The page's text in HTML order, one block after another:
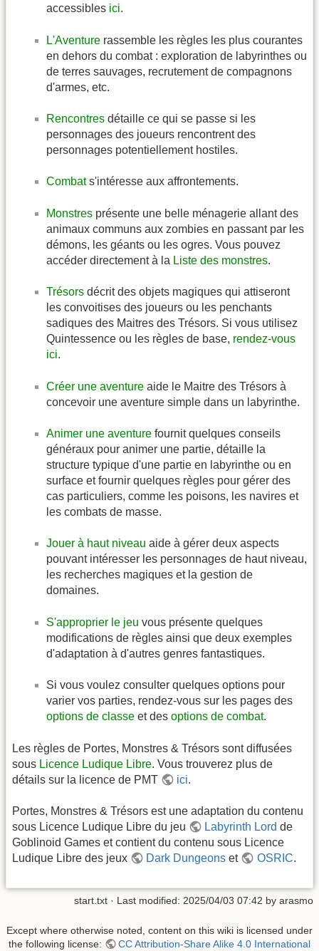
accessibles ici.
L'Aventure rassemble les règles les plus courantes
en dehors du combat : exploration de labyrinthes ou
de terres sauvages, recrutement de compagnons
d'armes, etc.
Rencontres détaille ce qui se passe si les
personnages des joueurs rencontrent des
personnages potentiellement hostiles.
Combats'intéresse aux affrontements.
Monstres présente une belle ménagerie allant des
animaux communs aux zombies en passant par les
démons, les géants ou les ogres. Vous pouvez
accéder directement à la Liste des monstres.
Trésors décrit des objets magiques qui attiseront
les convoitises des joueurs ou les penchants
sadiques des Maitres des Trésors. Si vous utilisez
Quintessence ou les règles de base, rendez-vous
ici.
Créer une aventure aide le Maitre des Trésors à
concevoir une aventure simple dans un labyrinthe.
Animer une aventure fournit quelques conseils
généraux pour animer une partie, détaille la
structure typique d'une partie en labyrinthe ou en
surface et fournir quelques règles pour gérer des
cas particuliers, comme les poisons, les navires et
les combats de masse.
Jouer à haut niveau aide à gérer deux aspects
pouvant intéresser les personnages de haut niveau,
les recherches magiques et la gestion de
domaines.
S'approprier le jeu vous présente quelques
modifications de règles ainsi que deux exemples
d'adaptation à d'autres genres fantastiques.
Si vous voulez consulter quelques options pour
varier vos parties, rendez-vous sur les pages des
options de classe et des options de combat.
Les règles de Portes, Monstres & Trésors sont diffusées
sous Licence Ludique Libre. Vous trouverez plus de
détails sur la licence de PMT
ici.
Portes, Monstres & Trésors est une adaptation du contenu
sous Licence Ludique Libre du jeu
Labyrinth Lord de
Goblinoid Games et contient du contenu sous Licence
Ludique Libre des jeux
Dark Dungeons et OSRIC.
start.txt · Last modified: 2025/04/03 07:42 by arasmo
Except where otherwise noted, content on this wiki is licensed under
the following license:
CC Attribution-Share Alike 4.0 International